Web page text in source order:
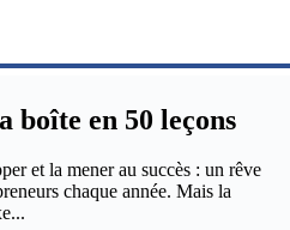
boîte en 50 leçons
et la mener au succès : un rêve
chaque année. Mais la